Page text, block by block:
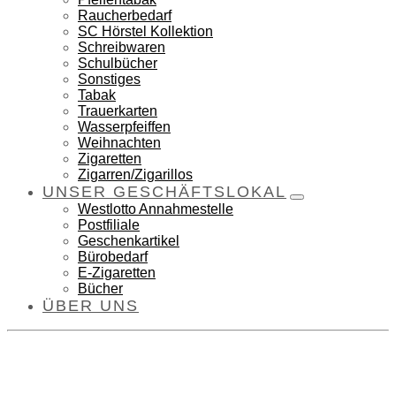
Raucherbedarf
SC Hörstel Kollektion
Schreibwaren
Schulbücher
Sonstiges
Tabak
Trauerkarten
Wasserpfeiffen
Weihnachten
Zigaretten
Zigarren/Zigarillos
UNSER GESCHÄFTSLOKAL
Westlotto Annahmestelle
Postfiliale
Geschenkartikel
Bürobedarf
E-Zigaretten
Bücher
ÜBER UNS